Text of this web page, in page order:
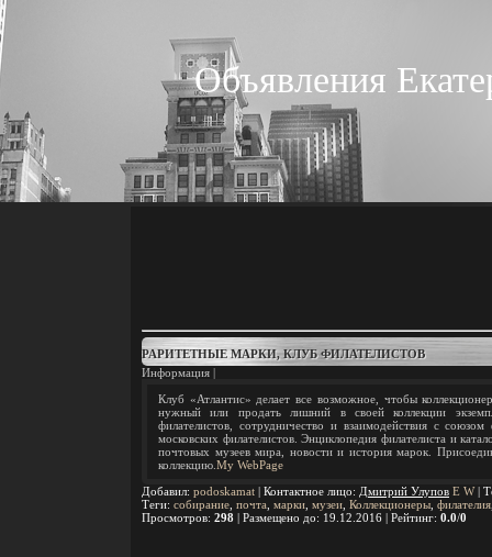
Объявления
РАРИТЕТНЫЕ МАРКИ, КЛУБ ФИЛАТЕЛИСТОВ
Информация |
Клуб «Атлантис» делает все возможное, чтобы
нужный или продать лишний в своей коллекции
филателистов, сотрудничество и взаимодействия с
московских филателистов. Энциклопедия филателиста и
почтовых музеев мира, новости и история марок.
коллекцию. My WebPage
Добавил: podoskamat | Контактное лицо: Дмитрий Улупов E W|
Теги: собирание почта марки музеи Коллекционеры филателия
Просмотров: 298 | Размещено до: 19.12.2016 | Рейтинг: 0.0/0